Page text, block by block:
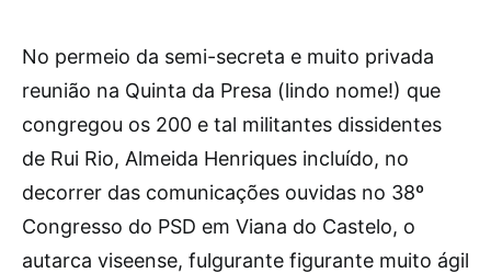
No permeio da semi-secreta e muito privada
reunião na Quinta da Presa (lindo nome!) que
congregou os 200 e tal militantes dissidentes
de Rui Rio, Almeida Henriques incluído, no
decorrer das comunicações ouvidas no 38º
Congresso do PSD em Viana do Castelo, o
autarca viseense, fulgurante figurante muito ágil